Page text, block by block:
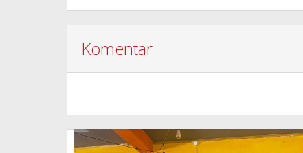
Komentar